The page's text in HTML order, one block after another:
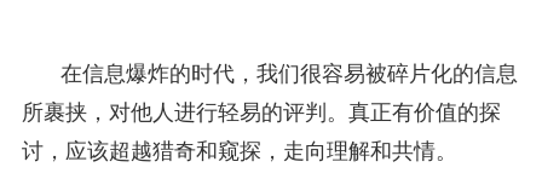
在信息爆炸的时代，我们很容易被碎片化的信息
所裹挟，对他人进行轻易的评判。真正有价值的探
讨，应该超越猎奇和窥探，走向理解和共情。